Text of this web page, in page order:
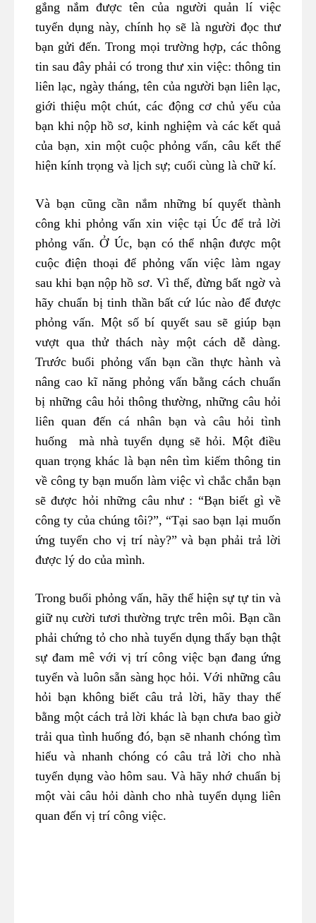
gắng nắm được tên của người quản lí việc
tuyển dụng này, chính họ sẽ là người đọc thư
bạn gửi đến. Trong mọi trường hợp, các thông
tin sau đây phải có trong thư xin việc: thông tin
liên lạc, ngày tháng, tên của người bạn liên lạc,
giới thiệu một chút, các động cơ chủ yếu của
bạn khi nộp hồ sơ, kinh nghiệm và các kết quả
của bạn, xin một cuộc phỏng vấn, câu kết thể
hiện kính trọng và lịch sự; cuối cùng là chữ kí.
Và bạn cũng cần nắm những bí quyết thành
công khi phỏng vấn xin việc tại Úc để trả lời
phỏng vấn. Ở Úc, bạn có thể nhận được một
cuộc điện thoại để phỏng vấn việc làm ngay
sau khi bạn nộp hồ sơ. Vì thế, đừng bất ngờ và
hãy chuẩn bị tinh thần bất cứ lúc nào để được
phỏng vấn. Một số bí quyết sau sẽ giúp bạn
vượt qua thử thách này một cách dễ dàng.
Trước buổi phỏng vấn bạn cần thực hành và
nâng cao kĩ năng phỏng vấn bằng cách chuẩn
bị những câu hỏi thông thường, những câu hỏi
liên quan đến cá nhân bạn và câu hỏi tình
huống mà nhà tuyển dụng sẽ hỏi. Một điều
quan trọng khác là bạn nên tìm kiếm thông tin
về công ty bạn muốn làm việc vì chắc chắn bạn
sẽ được hỏi những câu như : “Bạn biết gì về
công ty của chúng tôi?”, “Tại sao bạn lại muốn
ứng tuyển cho vị trí này?” và bạn phải trả lời
được lý do của mình.
Trong buổi phỏng vấn, hãy thể hiện sự tự tin và
giữ nụ cười tươi thường trực trên môi. Bạn cần
phải chứng tỏ cho nhà tuyển dụng thấy bạn thật
sự đam mê với vị trí công việc bạn đang ứng
tuyển và luôn sẵn sàng học hỏi. Với những câu
hỏi bạn không biết câu trả lời, hãy thay thế
bằng một cách trả lời khác là bạn chưa bao giờ
trải qua tình huống đó, bạn sẽ nhanh chóng tìm
hiểu và nhanh chóng có câu trả lời cho nhà
tuyển dụng vào hôm sau. Và hãy nhớ chuẩn bị
một vài câu hỏi dành cho nhà tuyển dụng liên
quan đến vị trí công việc.